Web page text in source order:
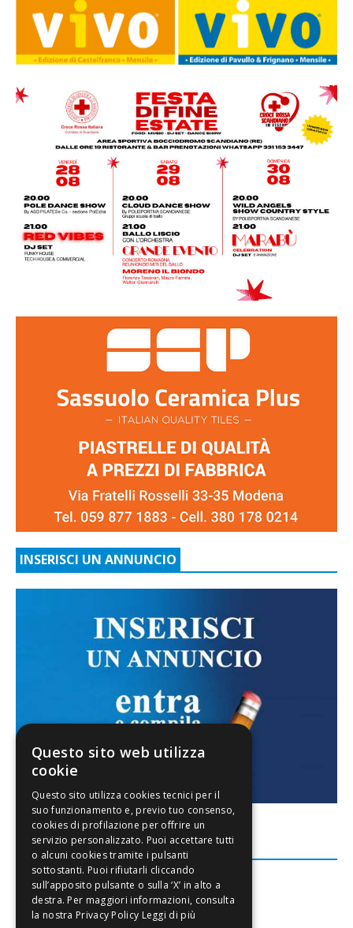
INSERISCI UN ANNUNCIO
FACEBOOK
Questo sito web utilizza
cookie
Leggi di più